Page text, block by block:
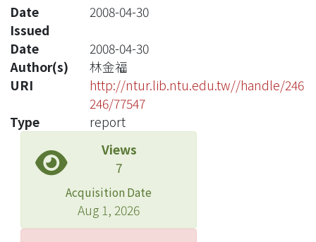
Date
Issued
2008-04-30
Date
2008-04-30
Author(s)
林金福
URI
http://ntur.lib.ntu.edu.tw//handle/246
246/77547
Type
report
Views
7
Acquisition Date
Aug 1, 2026